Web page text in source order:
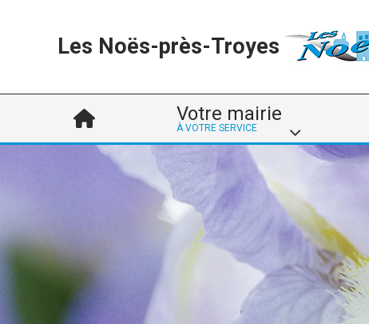
Les Noës-près-Troyes
Votre mairie
À VOTRE SERVICE